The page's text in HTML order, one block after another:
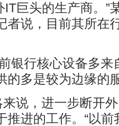
巨头的生产商。”
者说，目前其所在
银行核心设备多来
的多是较为边缘的
来说，进一步断开
推进的工作。“以前